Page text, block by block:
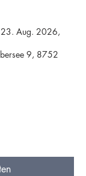
Aug. 2026,
9, 8752